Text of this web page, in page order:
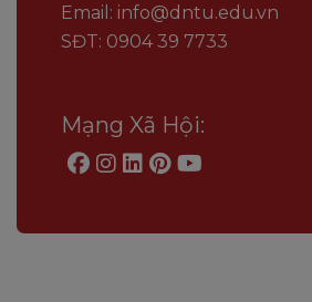
Email: info@dntu.edu.vn
SĐT: 0904 39 7733
Mạng Xã Hội: